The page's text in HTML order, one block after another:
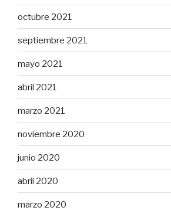
octubre 2021
septiembre 2021
mayo 2021
abril 2021
marzo 2021
noviembre 2020
junio 2020
abril 2020
marzo 2020